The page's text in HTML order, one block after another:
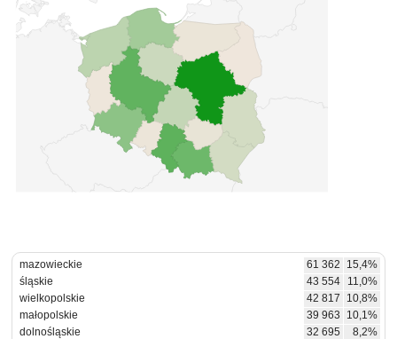
mazowieckie 61 362
15,4%
śląskie
43 554
11,0%
wielkopolskie
42 817
10,8%
małopolskie
39 963
10,1%
dolnośląskie
32 695
8,2%